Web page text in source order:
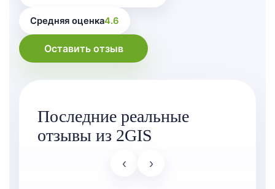
Средняя оценка4.6
Оставить отзыв
Последние реальные
отзывы из 2GIS
‹ ›